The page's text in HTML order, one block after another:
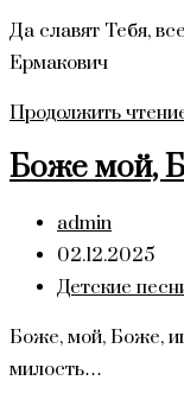
Да славят Тебя,
Ермакович
Продолжить
Боже мой,
Автор
записи:
admin
Запись
опубликована:
02.12.2025
Рубрика
Детские
Боже, мой, Боже,
милость…